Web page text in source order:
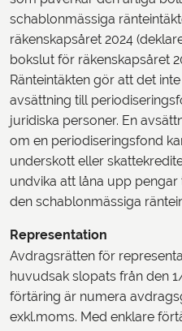
schablonmässiga
räkenskapsåret 2024
bokslut för räkenskapsåret
Ränteintäkten gör att det
avsättning till
juridiska personer. En
om en periodiseringsfond
underskott eller
undvika att låna upp
den schablonmässiga
Representation
Avdragsrätten för
huvudsak slopats från den
förtäring är numera
exkl.moms. Med enklare